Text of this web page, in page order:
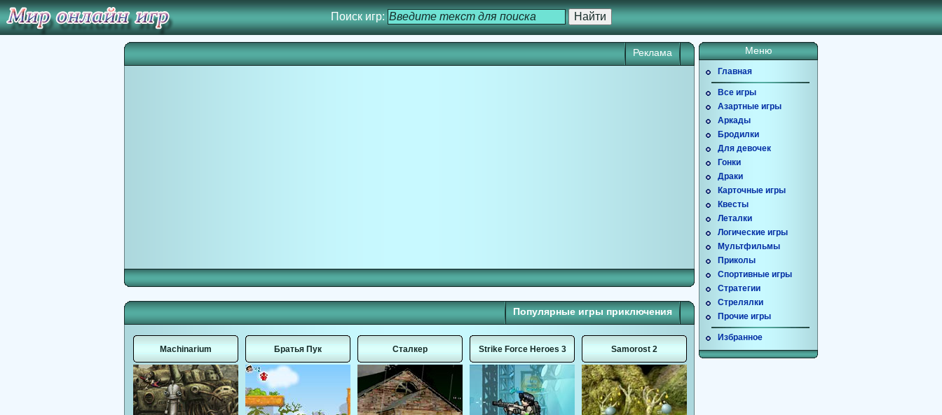
Поиск игр:
Реклама
Популярные игры приключения
Machinarium Братья Пук Сталкер Strike Force Heroes 3 Samorost 2
Меню
Главная
Все игры
Азартные игры
Аркады
Бродилки
Для девочек
Гонки
Драки
Карточные игры
Квесты
Леталки
Логические игры
Мультфильмы
Приколы
Спортивные игры
Стратегии
Стрелялки
Прочие игры
Избранное